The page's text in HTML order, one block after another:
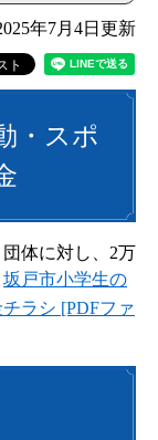
年7月4日更新
・スポ
体に対し、2万
坂戸市小学生の
ラシ [PDFファ